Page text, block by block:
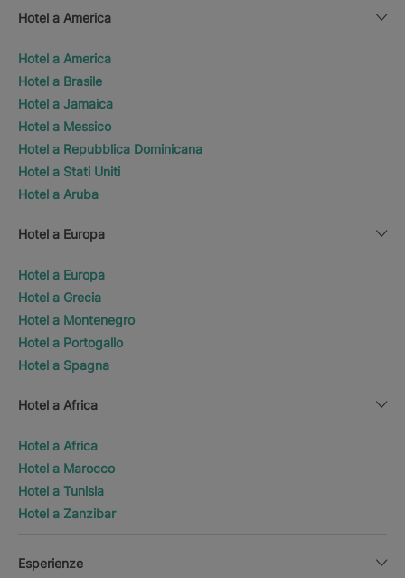
Hotel a America
Hotel a America
Hotel a Brasile
Hotel a Jamaica
Hotel a Messico
Hotel a Repubblica Dominicana
Hotel a Stati Uniti
Hotel a Aruba
Hotel a Europa
Hotel a Europa
Hotel a Grecia
Hotel a Montenegro
Hotel a Portogallo
Hotel a Spagna
Hotel a Africa
Hotel a Africa
Hotel a Marocco
Hotel a Tunisia
Hotel a Zanzibar
Esperienze